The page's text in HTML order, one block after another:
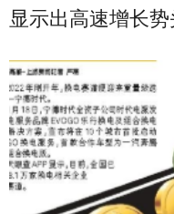
显示出高速增长势